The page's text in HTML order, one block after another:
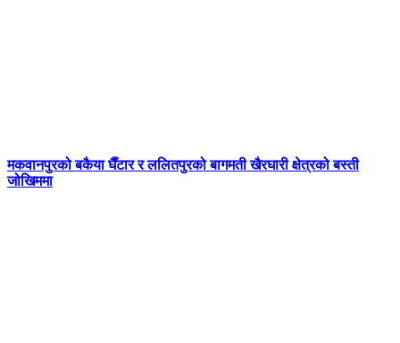
मकवानपुरको बकैया घैँटार र ललितपुरको बागमती खैरघारी क्षेत्रको बस्ती
जोखिममा